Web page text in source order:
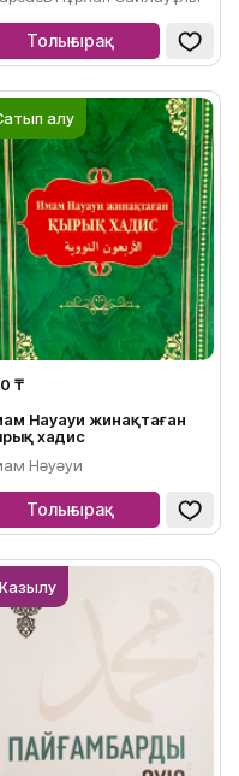
Толығырақ
алу
₸
Науауи жинақтаған
хадис
Нәуәуи
Толығырақ